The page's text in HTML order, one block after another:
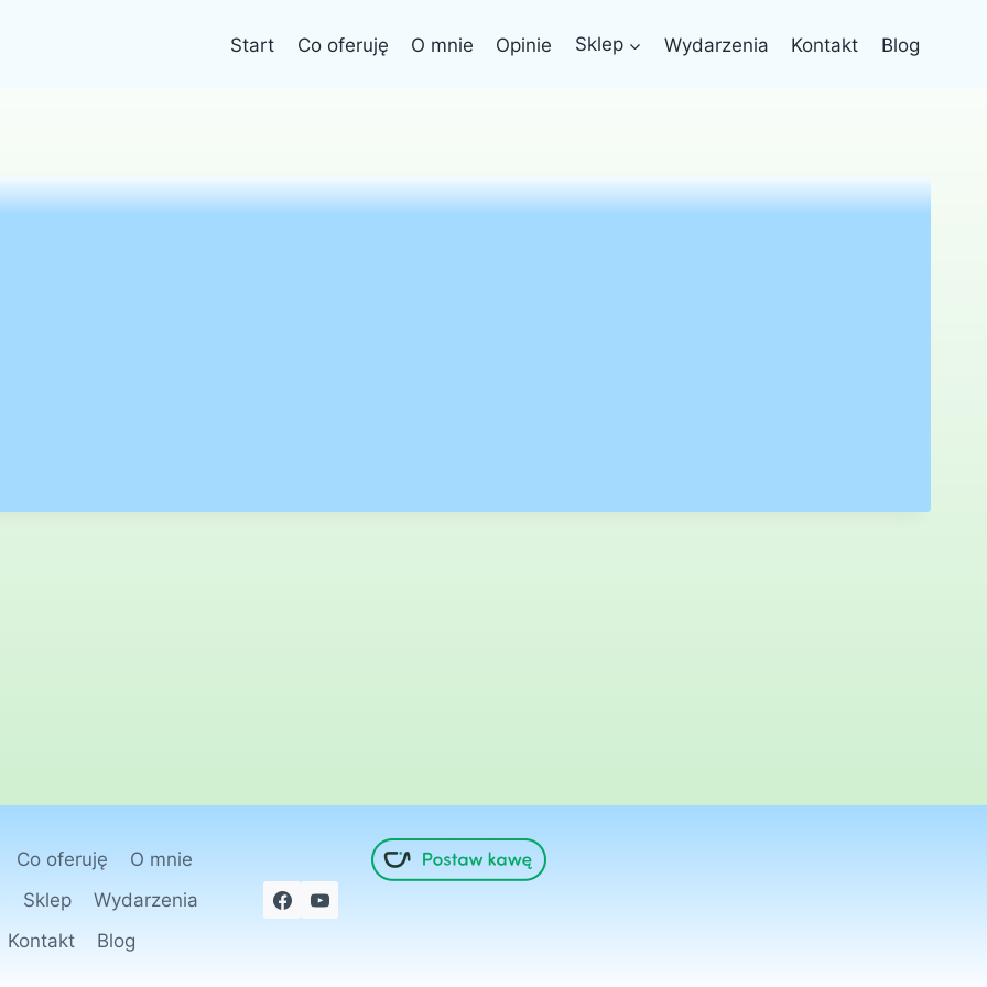
Start Co oferuję O mnie Opinie Sklep Wydarzenia Kontakt Blog
Co oferuję
O mnie
Sklep
Wydarzenia
Kontakt
Blog